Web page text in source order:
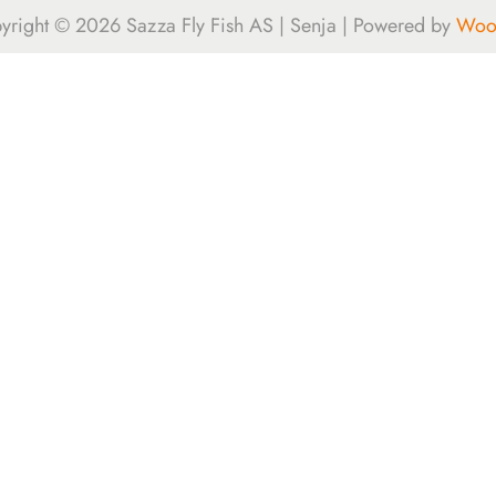
© 2026 Sazza Fly Fish AS | Senja | Powered by